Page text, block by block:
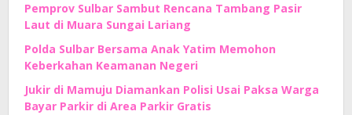
Pemprov Sulbar Sambut Rencana Tambang Pasir
Laut di Muara Sungai Lariang
Polda Sulbar Bersama Anak Yatim Memohon
Keberkahan Keamanan Negeri
Jukir di Mamuju Diamankan Polisi Usai Paksa Warga
Bayar Parkir di Area Parkir Gratis